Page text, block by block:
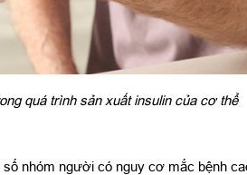
quá trình sản xuất insulin của cơ thể
nhóm người có nguy cơ mắc bệnh